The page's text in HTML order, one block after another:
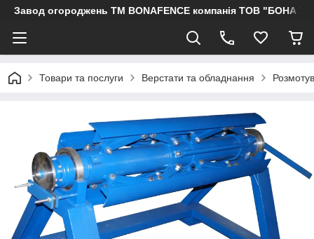
Завод огороджень ТМ BONAFENCE компанія ТОВ "БОНА
Товари та послуги Верстати та обладнання